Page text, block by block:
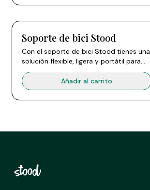
un vídeo o seguir una receta.
Soporte de bici Stood
Con el soporte de bici Stood tienes una
solución flexible, ligera y portátil para
aparcar la bici donde y cuando quieras.
Montaje rápido, poco espacio. Hecho a
mano en haya europea. Certificado UE y
FSC.
Añadir al carrito